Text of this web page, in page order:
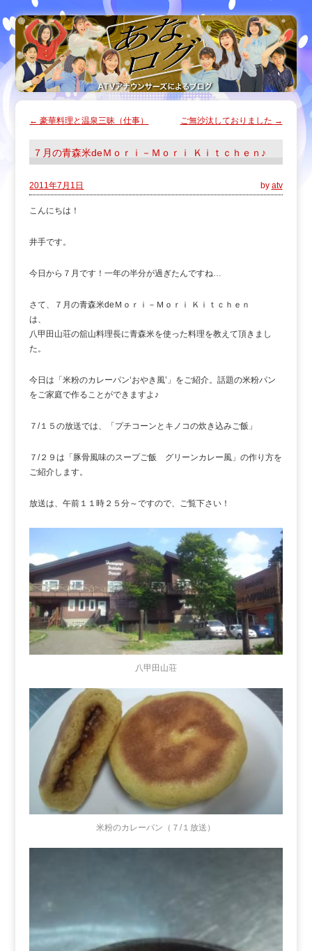
← 豪華料理と温泉三昧（仕事） ご無沙汰しておりました →
７月の青森米deＭｏｒｉ－Ｍｏｒｉ Ｋｉｔｃｈｅｎ♪
2011年7月1日 by atv
こんにちは！
井手です。
今日から７月です！一年の半分が過ぎたんですね…
さて、７月の青森米deＭｏｒｉ－Ｍｏｒｉ Ｋｉｔｃｈｅｎ
は
八甲田山荘の舘山料理長に青森米を使った料理を教えて頂きまし
た。
今日は「米粉のカレーパン‘おやき風’」をご紹介。話題の米粉パン
をご家庭で作ることができますよ♪
７/１５の放送では、「プチコーンとキノコの炊き込みご飯」
７/２９は「豚骨風味のスープご飯 グリーンカレー風」の作り方を
ご紹介します。
放送は、午前１１時２５分～ですので、ご覧下さい！
八甲田山荘
米粉のカレーパン（７/１放送）